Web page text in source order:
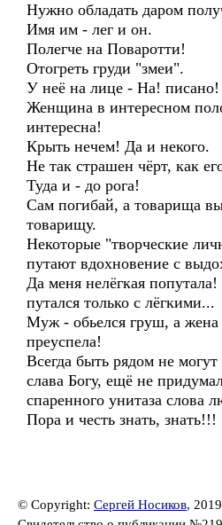
Нужно обладать даром
Имя им - лег и он.
Полегче на Поваротти!
Отогреть груди "змеи".
У неё на лице - На! писано!
Женщина в интересном
интересна!
Крыть нечем! Да и некого.
Не так страшен чёрт, как
Туда и - до рога!
Сам погибай, а товарища
товарищу.
Некоторые "творческие
путают вдохновение с
Да меня нелёгкая
путался только с лёгкими...
Муж - обьелся груш, а жена
преуспела!
Всегда быть рядом не
слава Богу, ещё не
спаренного унитаза слова
Пора и честь знать, знать!!!
© Copyright: Сергей Носиков, 2019